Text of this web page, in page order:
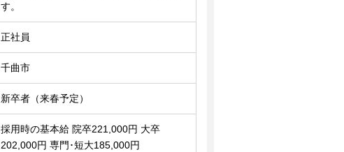
す。
正社員
千曲市
新卒者（来春予定）
採用時の基本給 院卒221,000円 大卒
202,000円 専門･短大185,000円